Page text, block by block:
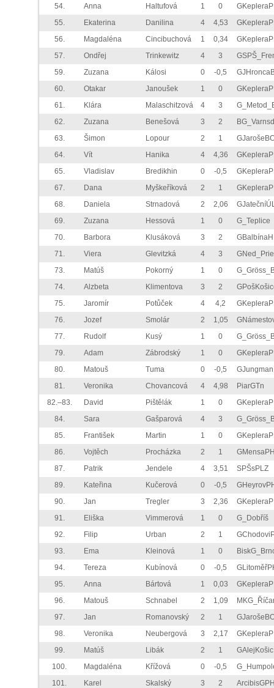
54.
Anna Haltufová 1 0
55.
Ekaterina Danilina 4 4,53
56.
Magdaléna Cincibuchová 1 0,34
57.
Ondřej Trinkewitz 4 3
59.
Zuzana Kálosi 0 -0,5
60.
Otakar Janoušek 1 0
61.
Klára Malaschitzová 4 3
62.
Zuzana Benešová 3 2
63.
Šimon Lopour 2 1
64.
Vít Hanika 4 4,36
65.
Vladislav Bredikhin 0 -0,5
67.
Dana Myškeříková 2 1
68.
Daniela Strnadová 2 2,06
69.
Zuzana Hessová 1 0
G_Teplice
70.
Barbora Klusáková 3 2
71.
Viera Glevitzká 4 3
73.
Matúš Pokorný 1 0
74.
Alzbeta Klimentova 3 2
75.
Jaromír Potůček 4 4,2
76.
Jozef Smolár 2 1,05
77.
Rudolf Kusý 1 0
79.
Adam Zábrodský 1 0
80.
Matouš Tuma 0 -0,5
81.
Veronika Chovancová 4 4,98
PiarGTn
82.–83.
David Pištělák 1 0
84.
Sara Gašparová 4 3
85.
František Martin 1 0
86.
Vojtěch Procházka 2 1
87.
Patrik Jendele 4 3,51
SPŠsPLZ
89.
Kateřina Kučerová 0 -0,5
90.
Jan Tregler 3 2,36
91.
Eliška Vimmerová 1 0
G_Dobříš
92.
Filip Urban 2 1
93.
Ema Kleinová 1 0
94.
Tereza Kubínová 0 -0,5
95.
Anna Bártová 1 0,03
96.
Matouš Schnabel 2 1,09
97.
Jan Romanovský 2 1
98.
Veronika Neubergová 3 2,17
99.
Matúš Libák 2 1
GAlejKošic
100.
Magdaléna Křížová 0 -0,5
101.
Karel Skalský 3 2